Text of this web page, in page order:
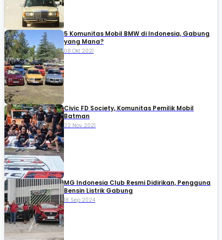
5 Komunitas Mobil BMW di Indonesia, Gabung
yang Mana?
08 Okt 2021
Civic FD Society, Komunitas Pemilik Mobil
Batman
22 Nov 2021
MG Indonesia Club Resmi Didirikan, Pengguna
Bensin Listrik Gabung
18 Sep 2024